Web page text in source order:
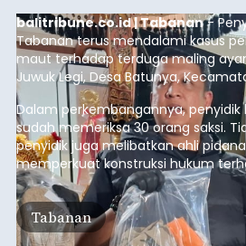
balitribune.co.id | Tabanan-
Tabanan terus mendalami kasus
maut terhadap terduga maling
Juwuk Legi, Desa Batunya,
yang terjadi beberapa waktu lalu.
Dalam perkembangannya, penyidik
sudah memeriksa 30 orang saksi.
penyidik juga melibatkan ahli
memperkuat konstruksi hukum
orang tersangka yang saat ini
Tabanan